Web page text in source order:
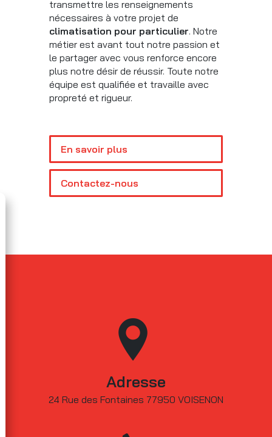
transmettre les renseignements
nécessaires à votre projet de
climatisation pour particulier. Notre
métier est avant tout notre passion et
le partager avec vous renforce encore
plus notre désir de réussir. Toute notre
équipe est qualifiée et travaille avec
propreté et rigueur.
En savoir plus
Contactez-nous
Adresse
24 Rue des Fontaines 77950 VOISENON